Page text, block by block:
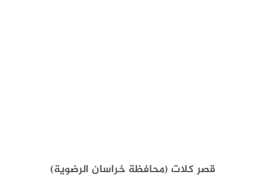
قصر کلات (محافظة خراسان الرضوية)